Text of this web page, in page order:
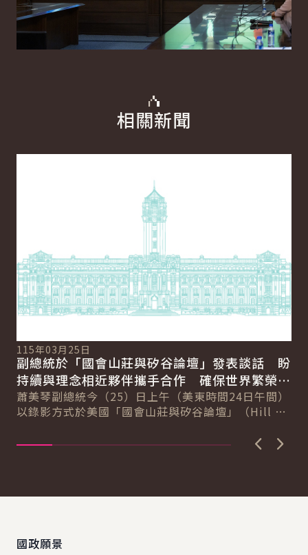
相關新聞
115年03月25日
副總統於「國會山莊與矽谷論壇」發表談話 盼
持續與理念相近夥伴攜手合作 確保世界繁榮與
自由
蕭美琴副總統今（25）日上午（美東時間24日午間）
以錄影方式於美國「國會山莊與矽谷論壇」（Hill &
國政願景